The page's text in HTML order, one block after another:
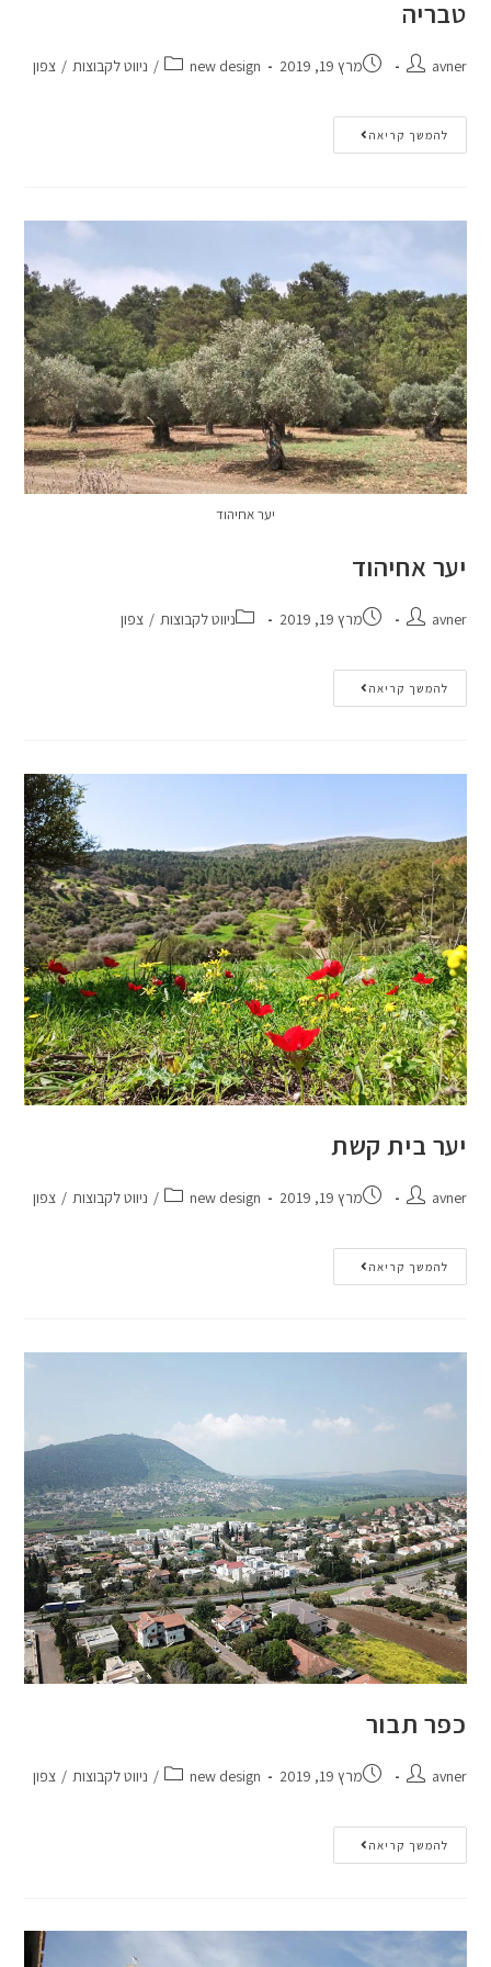
טבריה
avner מרץ 19, 2019 new design
/ ניווט לקבוצות / צפון
להמשך קריאה
יער אחיהוד
יער אחיהוד
avner מרץ 19, 2019 ניווט לקבוצות / צפון
להמשך קריאה
יער בית קשת
avner מרץ 19, 2019 new design
/ ניווט לקבוצות / צפון
להמשך קריאה
כפר תבור
avner מרץ 19, 2019 new design
/ ניווט לקבוצות / צפון
להמשך קריאה